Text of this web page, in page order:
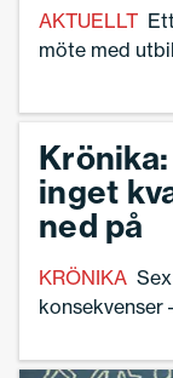
AKTUELLT
möte med
som Sveriges
fått till stånd
inget
ned på
KRÖNIKA
konsekvenser
med färre